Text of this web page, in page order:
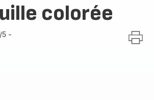
colorée
/5 -